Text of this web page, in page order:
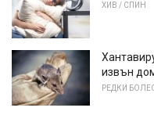
ХИВ / СПИН
извън
РЕДКИ